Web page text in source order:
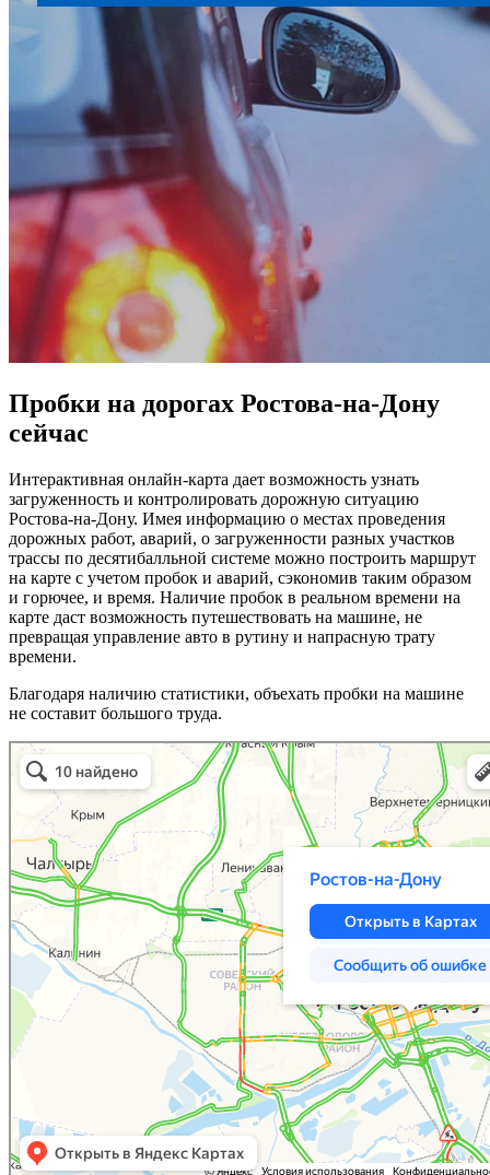
Пробки на дорогах Ростова-на-Дону
сейчас
Интерактивная онлайн-карта дает возможность узнать
загруженность и контролировать дорожную ситуацию
Ростова-на-Дону. Имея информацию о местах проведения
дорожных работ, аварий, о загруженности разных участков
трассы по десятибалльной системе можно построить маршрут
на карте с учетом пробок и аварий, сэкономив таким образом
и горючее, и время. Наличие пробок в реальном времени на
карте даст возможность путешествовать на машине, не
превращая управление авто в рутину и напрасную трату
времени.
Благодаря наличию статистики, объехать пробки на машине
не составит большого труда.